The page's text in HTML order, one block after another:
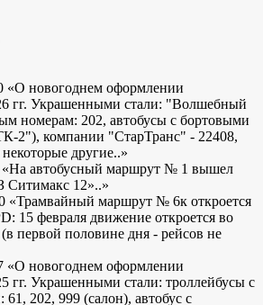
«О новогоднем оформлении
гг. Украшенными стали: "Волшебный
номерам: 202, автобусы с бортовыми
2"), компании "СтарТранс" - 22408,
другие..»
«На автобусный маршрут № 1 вышел
Ситимакс 12»..»
«Трамвайный маршрут № 6к откроется
15 февраля движение откроется во
первой половине дня - рейсов не
«О новогоднем оформлении
гг. Украшенными стали: троллейбусы с
202, 999 (салон), автобус с